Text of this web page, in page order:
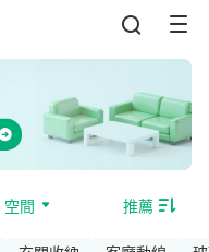
空間 推薦